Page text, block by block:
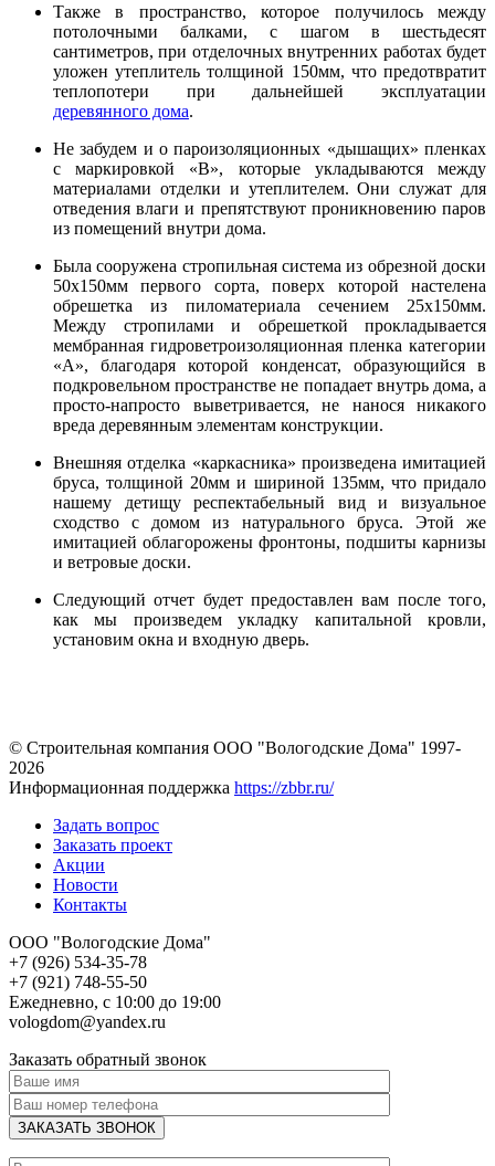
Также в пространство, которое получилось между
потолочными балками, с шагом в шестьдесят
сантиметров, при отделочных внутренних работах будет
уложен утеплитель толщиной 150мм, что предотвратит
теплопотери при дальнейшей эксплуатации
деревянного дома.
Не забудем и о пароизоляционных «дышащих» пленках
с маркировкой «В», которые укладываются между
материалами отделки и утеплителем. Они служат для
отведения влаги и препятствуют проникновению паров
из помещений внутри дома.
Была сооружена стропильная система из обрезной доски
50х150мм первого сорта, поверх которой настелена
обрешетка из пиломатериала сечением 25х150мм.
Между стропилами и обрешеткой прокладывается
мембранная гидроветроизоляционная пленка категории
«А», благодаря которой конденсат, образующийся в
подкровельном пространстве не попадает внутрь дома, а
просто-напросто выветривается, не нанося никакого
вреда деревянным элементам конструкции.
Внешняя отделка «каркасника» произведена имитацией
бруса, толщиной 20мм и шириной 135мм, что придало
нашему детищу респектабельный вид и визуальное
сходство с домом из натурального бруса. Этой же
имитацией облагорожены фронтоны, подшиты карнизы
и ветровые доски.
Следующий отчет будет предоставлен вам после того,
как мы произведем укладку капитальной кровли,
установим окна и входную дверь.
© Строительная компания ООО "Вологодские Дома" 1997-
2026
Информационная поддержка https://zbbr.ru/
Задать вопрос
Заказать проект
Акции
Новости
Контакты
ООО "Вологодские Дома"
+7 (926) 534-35-78
+7 (921) 748-55-50
Ежедневно, с 10:00 до 19:00
vologdom@yandex.ru
Заказать обратный звонок